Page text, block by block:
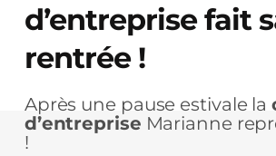
d’entreprise fait
rentrée !
Après une pause estivale la
d’entreprise Marianne
!